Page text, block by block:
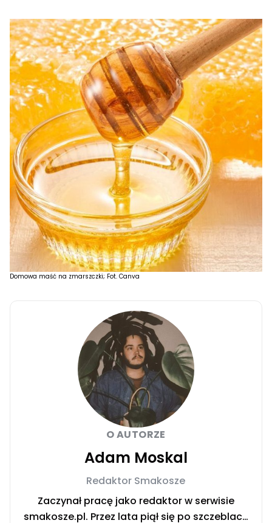
Domowa maść na zmarszczki; Fot. Canva
O AUTORZE
Adam Moskal
Redaktor Smakosze
Zaczynał pracę jako redaktor w serwisie
smakosze.pl. Przez lata piął się po szczeblach